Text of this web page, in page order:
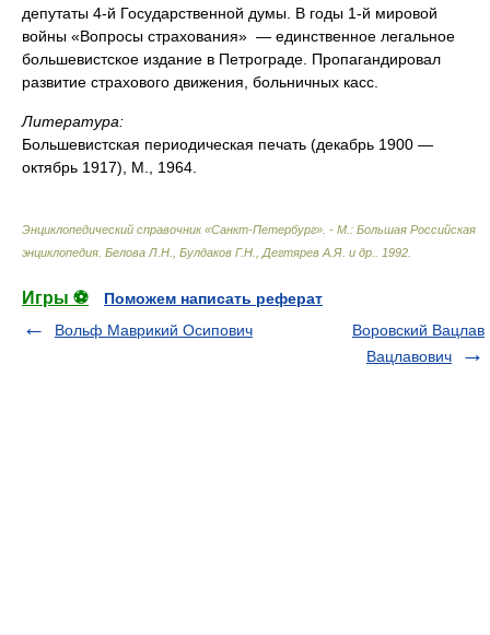
депутаты 4-й Государственной думы. В годы 1-й мировой
войны «Вопросы страхования» — единственное легальное
большевистское издание в Петрограде. Пропагандировал
развитие страхового движения, больничных касс.
Литература:
Большевистская периодическая печать (декабрь 1900 —
октябрь 1917), М., 1964.
Энциклопедический справочник «Санкт-Петербург». - М.: Большая Российская
энциклопедия Белова Л.Н., Булдаков Г.Н., Дегтярев А.Я. и др. 1992
Игры ⚽
Поможем написать реферат
Вольф Маврикий Осипович
Воровский Вацлав
Вацлавович